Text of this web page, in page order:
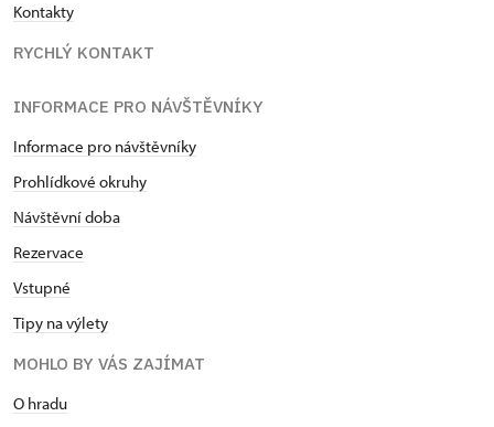
Kontakty
RYCHLÝ KONTAKT
INFORMACE PRO NÁVŠTĚVNÍKY
Informace pro návštěvníky
Prohlídkové okruhy
Návštěvní doba
Rezervace
Vstupné
Tipy na výlety
MOHLO BY VÁS ZAJÍMAT
O hradu